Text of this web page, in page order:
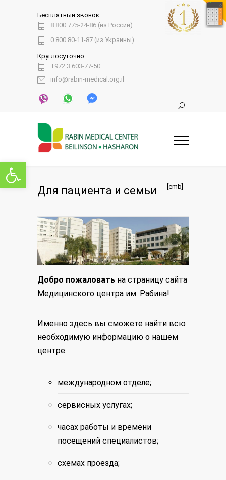
Открыть панель инструментов
Бесплатный звонок
8 800 775-24-86 (из России)
0 800 80-11-87 (из Украины)
Круглосуточно
+972 3 603-77-50
info@rabin-medical.org.il
Для пациента и семьи [emb]
Добро пожаловать на страницу сайта
Медицинского центра им. Рабина!
Именно здесь вы сможете найти всю
необходимую информацию о нашем
центре:
международном отделе;
сервисных услугах;
часах работы и времени
посещений специалистов;
схемах проезда;